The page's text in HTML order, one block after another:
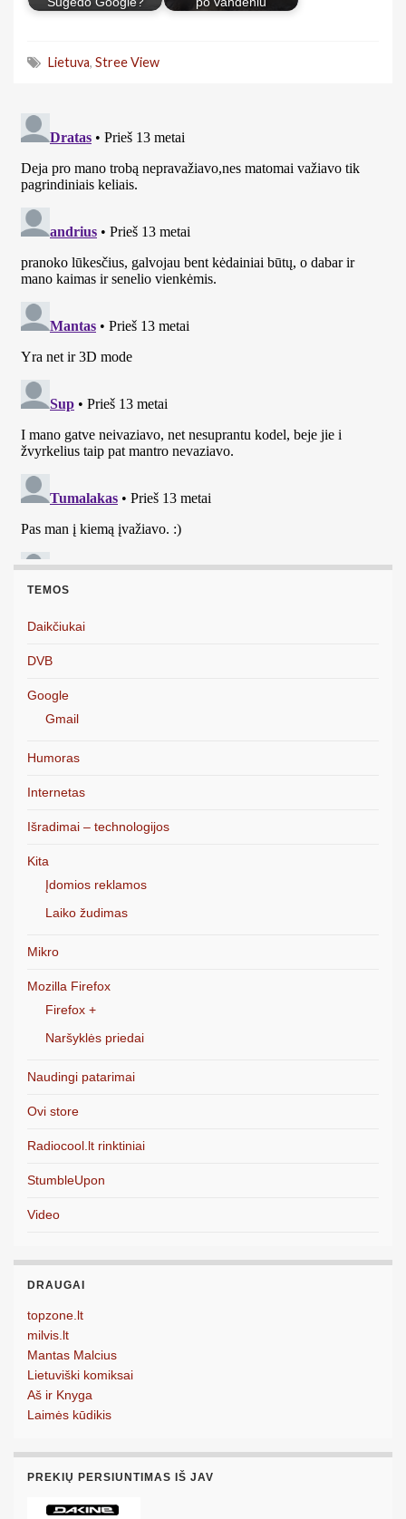
Lietuva, Stree View
TEMOS
Daikčiukai
DVB
Google
Gmail
Humoras
Internetas
Išradimai – technologijos
Kita
Įdomios reklamos
Laiko žudimas
Mikro
Mozilla Firefox
Firefox +
Naršyklės priedai
Naudingi patarimai
Ovi store
Radiocool.lt rinktiniai
StumbleUpon
Video
DRAUGAI
topzone.lt
milvis.lt
Mantas Malcius
Lietuviški komiksai
Aš ir Knyga
Laimės kūdikis
PREKIŲ PERSIUNTIMAS IŠ JAV